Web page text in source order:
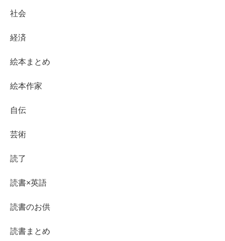
社会
経済
絵本まとめ
絵本作家
自伝
芸術
読了
読書×英語
読書のお供
読書まとめ